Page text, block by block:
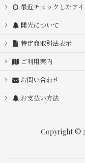
最近チェックしたアイ
開光について
特定商取引法表示
ご利用案内
お問い合わせ
お支払い方法
Copyright ©